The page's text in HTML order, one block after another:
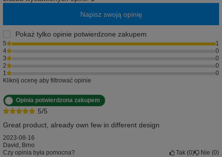
Napisz swoją opinię
Pokaż tylko opinie potwierdzone zakupem
5
1
4
0
3
0
2
0
1
0
Kliknij ocenę aby filtrować opinie
5/5
Opinia potwierdzona zakupem
Great product, already own few in different design
2023-08-16
David, Brno
Czy opinia była pomocna?
Tak 0 Nie 0